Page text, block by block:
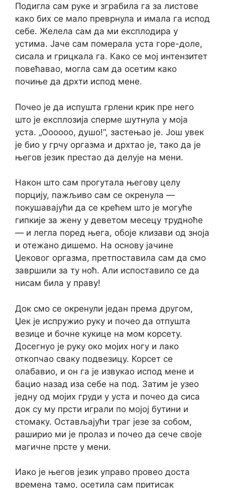
Подигла сам руке и зграбила га за листове
како бих се мало преврнула и имала га испод
себе. Желела сам да ми експлодира у
устима. Јаче сам померала уста горе-доле,
сисала и грицкала га. Како се мој интензитет
повећавао, могла сам да осетим како
почиње да дрхти испод мене.
Почео је да испушта грлени крик пре него
што је експлозија сперме шутнула у моја
уста. „Оооооо, душо!“, застењао је. Још увек
је био у грчу оргазма и дрхтао је, тако да је
његов језик престао да делује на мени.
Након што сам прогутала његову целу
порцију, пажљиво сам се окренула —
покушавајући да се крећем што је могуће
гипкије за жену у деветом месецу трудноће
— и легла поред њега, обоје клизави од зноја
и отежано дишемо. На основу јачине
Џековог оргазма, претпоставила сам да смо
завршили за ту ноћ. Али испоставило се да
нисам била у праву!
Док смо се окренули један према другом,
Џек је испружио руку и почео да отпушта
везице и бочне кукице на мом корсету.
Досегнуо је руку око мојих ногу и лако
откопчао сваку подвезицу. Корсет се
олабавио, и он га је извукао испод мене и
бацио назад иза себе на под. Затим је узео
једну од мојих груди у уста и почео да сиса
док су му прсти играли по мојој бутини и
стомаку. Остављајући траг језе за собом,
раширио ми је пролаз и почео да сече своје
магичне прсте у мени.
Иако је његов језик управо провео доста
времена тамо, осетила сам притисак